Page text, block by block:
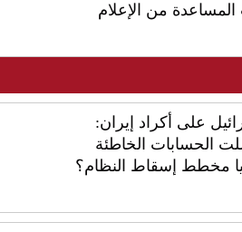
من الإعلام
على أكراد إيران:
الحسابات الخاطئة
مخطط إسقاط النظام؟